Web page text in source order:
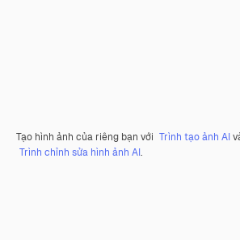
Tạo hình ảnh của riêng bạn với Trình tạo ảnh AI
Trình chỉnh sửa hình ảnh AI.